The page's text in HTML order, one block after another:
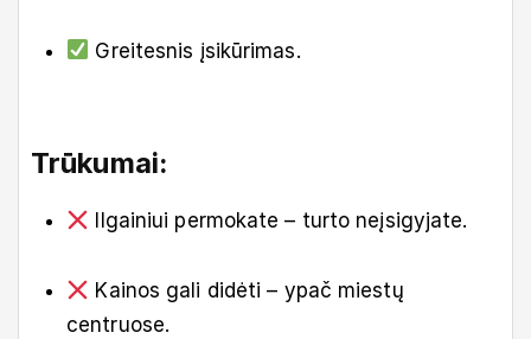
Greitesnis įsikūrimas.
Trūkumai:
Ilgainiui permokate – turto neįsigyjate.
Kainos gali didėti – ypač miestų
centruose.